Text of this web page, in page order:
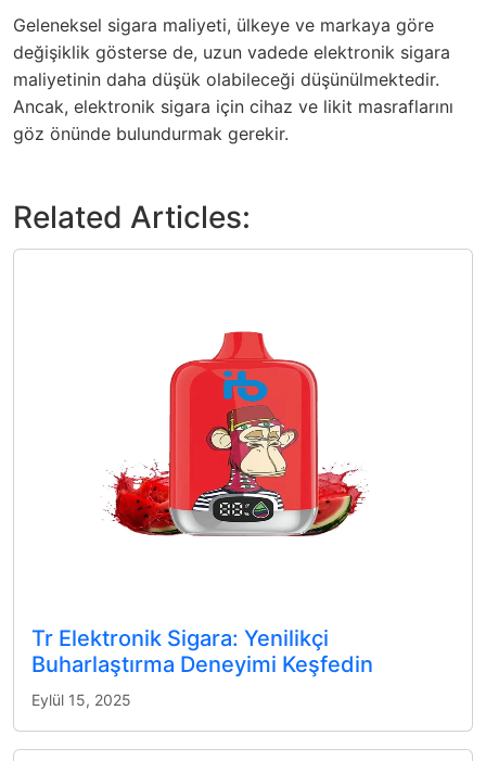
Geleneksel sigara maliyeti, ülkeye ve markaya göre
değişiklik gösterse de, uzun vadede elektronik sigara
maliyetinin daha düşük olabileceği düşünülmektedir.
Ancak, elektronik sigara için cihaz ve likit masraflarını
göz önünde bulundurmak gerekir.
Related Articles:
Tr Elektronik Sigara: Yenilikçi
Buharlaştırma Deneyimi Keşfedin
Eylül 15, 2025